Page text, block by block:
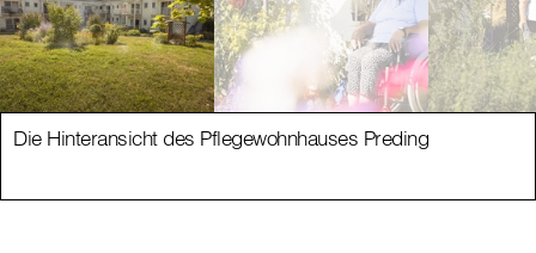
Die Hinteransicht des Pflegewohnhauses Preding